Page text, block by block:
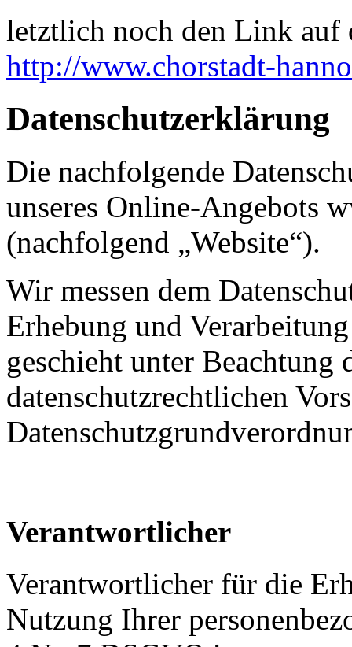
letztlich noch den Link auf
http://www.chorstadt-
Datenschutzerklärung
Die nachfolgende
unseres Online-Angebots
(nachfolgend „Website“).
Wir messen dem
Erhebung und
geschieht unter Beachtung
datenschutzrechtlichen
Verantwortlicher
Verantwortlicher für die
Nutzung Ihrer